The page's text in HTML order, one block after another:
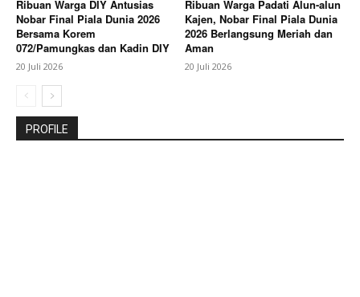
Ribuan Warga DIY Antusias
Nobar Final Piala Dunia 2026
Bersama Korem
072/Pamungkas dan Kadin DIY
20 Juli 2026
Ribuan Warga Padati Alun-alun
Kajen, Nobar Final Piala Dunia
2026 Berlangsung Meriah dan
Aman
20 Juli 2026
PROFILE